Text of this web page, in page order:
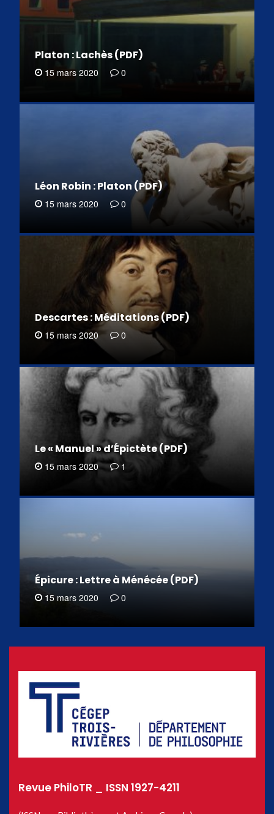
Platon : Lachès (PDF)
15 mars 2020 0
Léon Robin : Platon (PDF)
15 mars 2020 0
Descartes : Méditations (PDF)
15 mars 2020 0
Le « Manuel » d’Épictète (PDF)
15 mars 2020 1
Épicure : Lettre à Ménécée (PDF)
15 mars 2020 0
Revue PhiloTR _ ISSN 1927-4211